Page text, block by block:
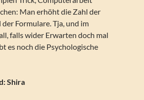
Man erhöht die Zahl der
Formulare. Tja, und im
falls wider Erwarten doch mal
es noch die Psychologische
Shira